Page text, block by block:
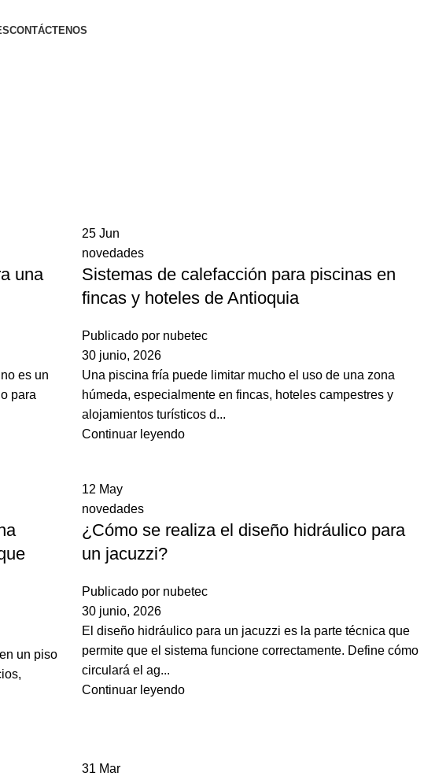
CONTÁCTENOS
una
es un
para
25Jun
novedades
Sistemas de calefacción para piscinas en
fincas y hoteles de Antioquia
Publicado por nubetec
30 junio, 2026
Una piscina fría puede limitar mucho el uso de una zona
húmeda, especialmente en fincas, hoteles campestres y
alojamientos turísticos d...
Continuar leyendo
un piso
12 May
novedades
¿Cómo se realiza el diseño hidráulico para
un jacuzzi?
Publicado por nubetec
30 junio, 2026
El diseño hidráulico para un jacuzzi es la parte técnica que
permite que el sistema funcione correctamente. Define cómo
circulará el ag...
Continuar leyendo
31 Mar